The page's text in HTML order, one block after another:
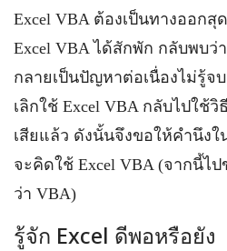
Excel VBA ต้องเป็นทางออก
Excel VBA ได้สักพัก กลับพบว่
กลายเป็นปัญหาต่อเนื่องไม่รู้จ
เลิกใช้ Excel VBA กลับไปใช้
เสียแล้ว ดังนั้นจึงขอให้คำนึง
จะคิดใช้ Excel VBA (จากนี้ไป
ว่า VBA)
รู้จัก Excel ดีพอหรือยัง